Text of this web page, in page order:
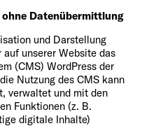
Datenübermittlung
und Darstellung
unserer Website das
(CMS) WordPress der
Nutzung des CMS kann
verwaltet und mit den
Funktionen (z. B.
digitale Inhalte)